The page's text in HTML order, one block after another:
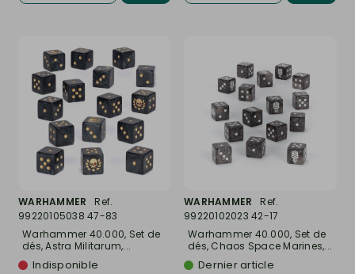
WARHAMMER
Ref.
99220105038 47-83
Warhammer 40.000, Set de
dés, Astra Militarum,...
Indisponible
WARHAMMER
Ref.
99220102023 42-17
Warhammer 40.000, Set de
dés, Chaos Space Marines,...
Dernier article